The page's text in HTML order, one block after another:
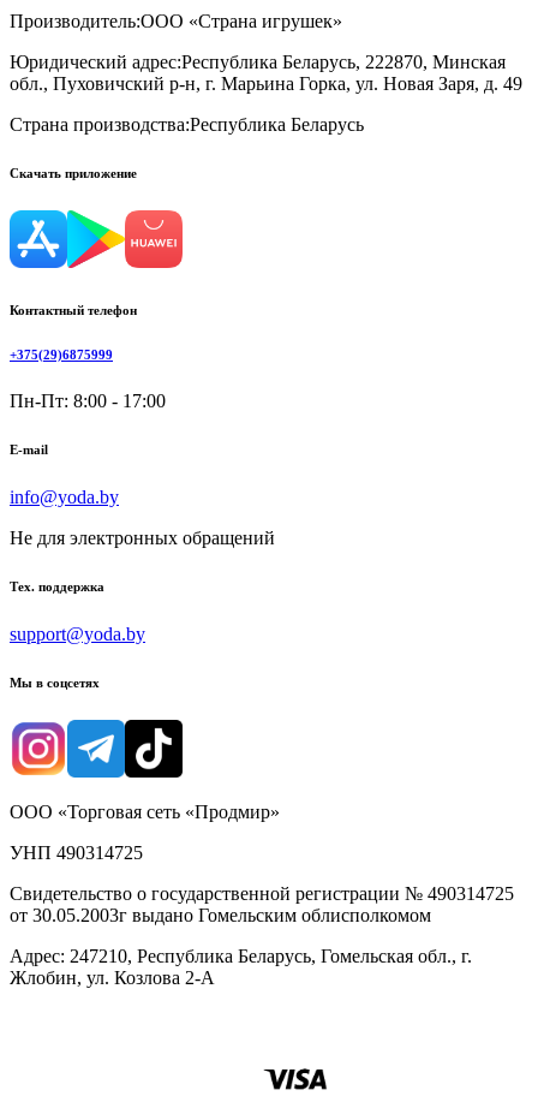
Производитель:ООО «Страна игрушек»
Юридический адрес:Республика Беларусь, 222870, Минская
обл., Пуховичский р-н, г. Марьина Горка, ул. Новая Заря, д. 49
Страна производства:Республика Беларусь
Скачать приложение
Контактный телефон
+375(29)6875999
Пн-Пт: 8:00 - 17:00
E-mail
info@yoda.by
Не для электронных обращений
Тех. поддержка
support@yoda.by
Мы в соцсетях
ООО «Торговая сеть «Продмир»
УНП 490314725
Свидетельство о государственной регистрации № 490314725
от 30.05.2003г выдано Гомельским облисполкомом
Адрес: 247210, Республика Беларусь, Гомельская обл., г.
Жлобин, ул. Козлова 2-А